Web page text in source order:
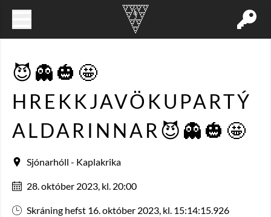
😈👻🎃🤩
HREKKJAVÖKUPARTÝ
ALDARINNAR😈👻🎃🤩
Sjónarhóll - Kaplakrika
28. október 2023, kl. 20:00
Skráning hefst 16. október 2023, kl. 15:14:15.926